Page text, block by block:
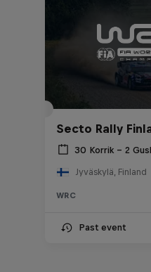
Secto Rally
30 Korrik – 2
Jyväskylä, Finland
WRC
Past event